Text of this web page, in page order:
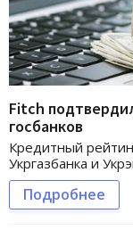
Fitch
госбанков
Кредитный
Укргазбанка и
Подробнее